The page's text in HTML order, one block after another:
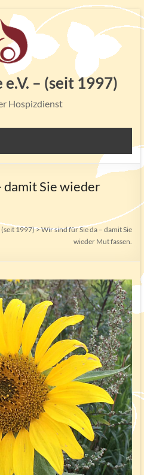
– (seit 1997)
Hospizdienst
damit Sie wieder
(seit 1997)>Wir sind für Sie da – damit Sie
wieder Mut fassen.